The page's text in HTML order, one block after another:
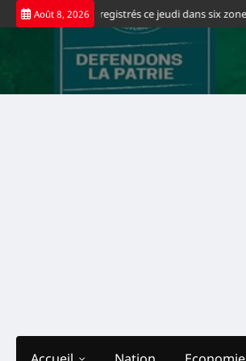
Skip
to
Août 8, 2026
enregistrés ce jeudi dans six zones de santé